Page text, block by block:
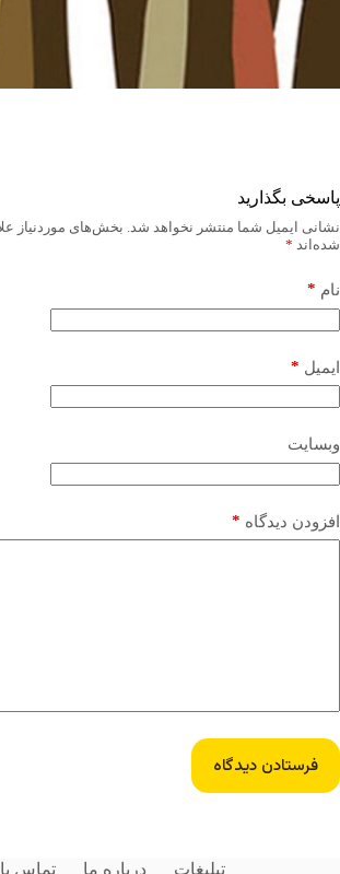
پاسخی بگذارید
نشانی ایمیل شما منتشر نخواهد شد. بخش‌های موردنیاز
شده‌اند *
نام *
ایمیل *
وبسایت
افزودن دیدگاه *
فرستادن دیدگاه
تبلیغات درباره ما تماس